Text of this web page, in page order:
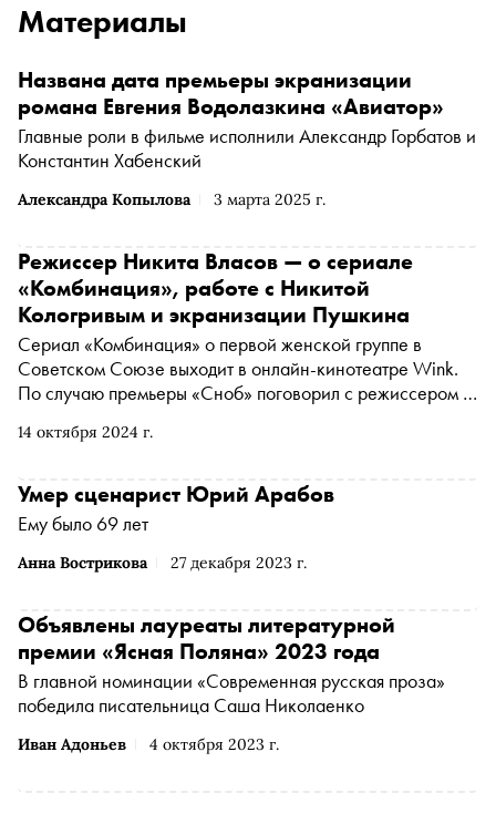
Материалы
Александра Копылова 3 марта 2025 г.
Названа дата премьеры экранизации
романа Евгения Водолазкина «Авиатор»
Главные роли в фильме исполнили Александр Горбатов и
Константин Хабенский
14 октября 2024 г.
Режиссер Никита Власов — о сериале
«Комбинация», работе с Никитой
Кологривым и экранизации Пушкина
Сериал «Комбинация» о первой женской группе в
Советском Союзе выходит в онлайн-кинотеатре Wink.
По случаю премьеры «Сноб» поговорил с режиссером и
Кологривом, двух кусочках колбаски и Бетховене,
Анна Вострикова 27 декабря 2023 г.
Умер сценарист Юрий Арабов
Ему было 69 лет
Иван Адоньев 4 октября 2023 г.
Объявлены лауреаты литературной
премии «Ясная Поляна» 2023 года
В главной номинации «Современная русская проза»
победила писательница Саша Николаенко